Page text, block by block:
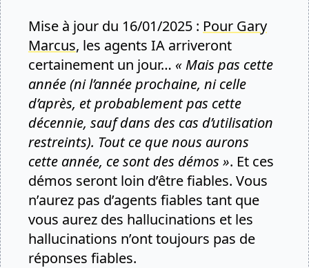
Mise à jour du 16/01/2025 : Pour Gary
Marcus, les agents IA arriveront
certainement un jour… « Mais pas cette
année (ni l’année prochaine, ni celle
d’après, et probablement pas cette
décennie, sauf dans des cas d’utilisation
restreints). Tout ce que nous aurons
cette année, ce sont des démos ». Et ces
démos seront loin d’être fiables. Vous
n’aurez pas d’agents fiables tant que
vous aurez des hallucinations et les
hallucinations n’ont toujours pas de
réponses fiables.